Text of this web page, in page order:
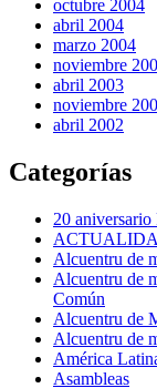
octubre 2004
abril 2004
marzo 2004
noviembre
abril 2003
noviembre
abril 2002
Categorías
20
Alcuentru de
Alcuentru de
Común
Alcuentru de
Alcuentru de
América
Asambleas